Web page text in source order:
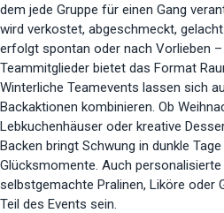
dem jede Gruppe für einen Gang
wird verkostet, abgeschmeckt,
erfolgt spontan oder nach Vorlieben
Teammitglieder bietet das Format
Winterliche Teamevents lassen sich
Backaktionen kombinieren. Ob
Lebkuchenhäuser oder kreative
Backen bringt Schwung in dunkle
Glücksmomente. Auch
selbstgemachte Pralinen, Liköre oder
Teil des Events sein.